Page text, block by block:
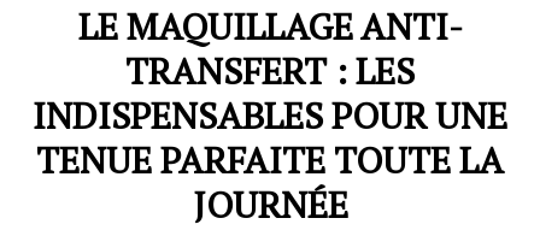
LE MAQUILLAGE ANTI-
TRANSFERT : LES
INDISPENSABLES POUR UNE
TENUE PARFAITE TOUTE LA
JOURNÉE